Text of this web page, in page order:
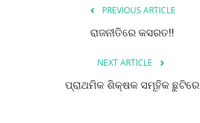
PREVIOUS ARTICLE
ରାଜନୀତିରେ କସରତ!!
NEXT ARTICLE
ପ୍ରାଥମିକ ଶିକ୍ଷକ ସମୂହିକ ଛୁଟିରେ